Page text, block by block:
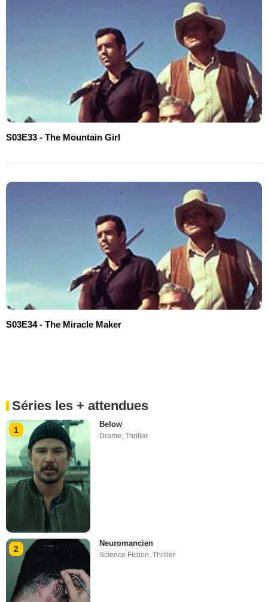
S03E33 - The Mountain Girl
S03E34 - The Miracle Maker
Séries les + attendues
1
Below
Drame,Thriller
2
Neuromancien
Science Fiction ,Thriller